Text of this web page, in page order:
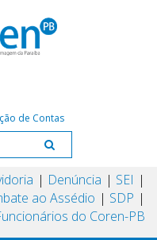
de Contas
Denúncia
SEI
ao Assédio
SDP
do Coren-PB